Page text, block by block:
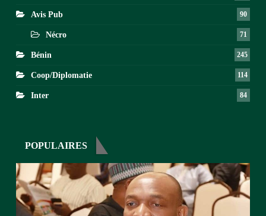
Avis Pub 90
Nécro 71
Bénin 245
Coop/Diplomatie 114
Inter 84
POPULAIRES